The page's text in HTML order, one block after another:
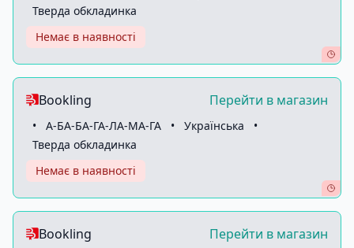
Тверда обкладинка
Немає в наявності
Bookling Перейти в магазин
• А-БА-БА-ГА-ЛА-МА-ГА • Українська
•
Тверда обкладинка
Немає в наявності
Bookling Перейти в магазин